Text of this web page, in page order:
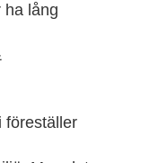
ha lång
föreställer